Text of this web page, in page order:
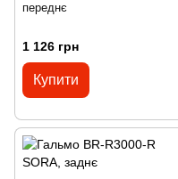
переднє
1 126 грн
Купити